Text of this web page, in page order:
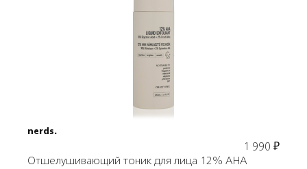
В корзину
nerds.
1 990 ₽
Отшелушивающий тоник для лица 12% AHA